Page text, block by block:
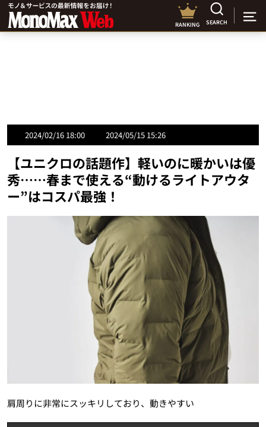
RANKING SEARCH
2024/02/16 18:00 2024/05/15 15:26
【ユニクロの話題作】軽いのに暖かいは優
秀……春まで使える“動けるライトアウタ
ー”はコスパ最強！
肩周りに非常にスッキリしており、動きやすい